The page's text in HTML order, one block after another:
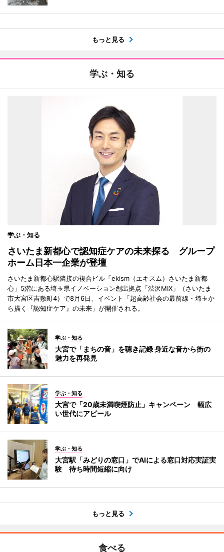
もっと見る
学ぶ・知る
学ぶ・知る
さいたま新都心で認知症ケアの未来探る グループ
ホーム日本一企業が登壇
さいたま新都心駅隣接の複合ビル「ekism（エキスム）さいたま新都
心」5階にある埼玉県イノベーション創出拠点「渋沢MIX」（さいたま
市大宮区吉敷町4）で8月6日、イベント「超高齢社会の最前線・埼玉か
ら描く『認知症ケア』の未来」が開催される。
学ぶ・知る
大宮で「まちの音」を聴き記録 身近な音から街の
魅力を再発見
学ぶ・知る
大宮で「20歳未満喫煙防止」キャンペーン 幅広
い世代にアピール
学ぶ・知る
大宮駅「みどりの窓口」でAIによる窓口対応実証実
験 待ち時間短縮に向け
もっと見る
食べる